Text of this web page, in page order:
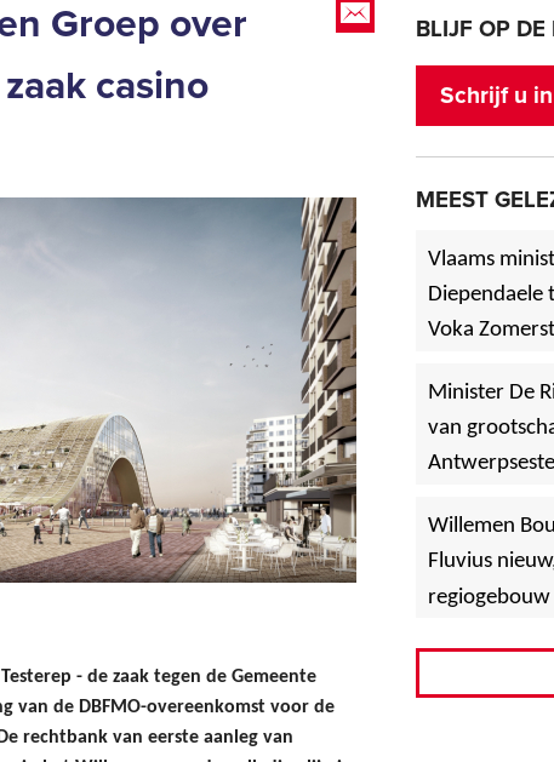
Groep over
casino
- de zaak tegen de Gemeente
van de DBFMO-overeenkomst voor de
rechtbank van eerste aanleg van
BLIJF OP DE
Schrijf u
MEEST
Vlaams
Voka
Minister De
van
Willemen
Fluvius